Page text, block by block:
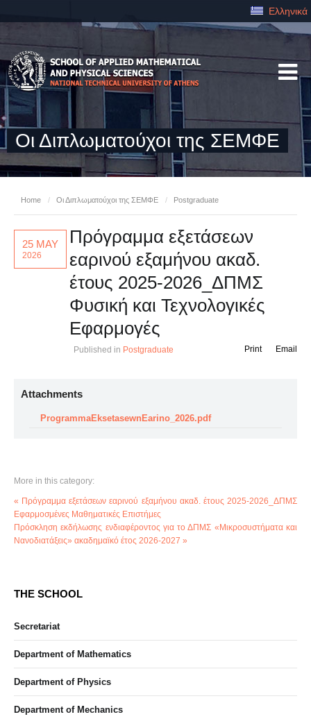
Ελληνικά
Οι Διπλωματούχοι της ΣΕΜΦΕ
Home / Οι Διπλωματούχοι της ΣΕΜΦΕ / Postgraduate
25 MAY
2026
Πρόγραμμα εξετάσεων
εαρινού εξαμήνου ακαδ.
έτους 2025-2026_ΔΠΜΣ
Φυσική και Τεχνολογικές
Εφαρμογές
Published in Postgraduate Email
Print
Attachments
ProgrammaEksetasewnEarino_2026.pdf
More in this category:
« Πρόγραμμα εξετάσεων εαρινού εξαμήνου ακαδ. έτους 2025-2026_ΔΠΜΣ
Εφαρμοσμένες Μαθηματικές Επιστήμες
Πρόσκληση εκδήλωσης ενδιαφέροντος για το ΔΠΜΣ «Μικροσυστήματα και
Νανοδιατάξεις» ακαδημαϊκό έτος 2026-2027 »
THE SCHOOL
Secretariat
Department of Mathematics
Department of Physics
Department of Mechanics